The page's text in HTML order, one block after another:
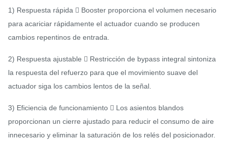
1) Respuesta rápida  Booster proporciona el volumen necesario
para acariciar rápidamente el actuador cuando se producen
cambios repentinos de entrada.
2) Respuesta ajustable  Restricción de bypass integral sintoniza
la respuesta del refuerzo para que el movimiento suave del
actuador siga los cambios lentos de la señal.
3) Eficiencia de funcionamiento  Los asientos blandos
proporcionan un cierre ajustado para reducir el consumo de aire
innecesario y eliminar la saturación de los relés del posicionador.